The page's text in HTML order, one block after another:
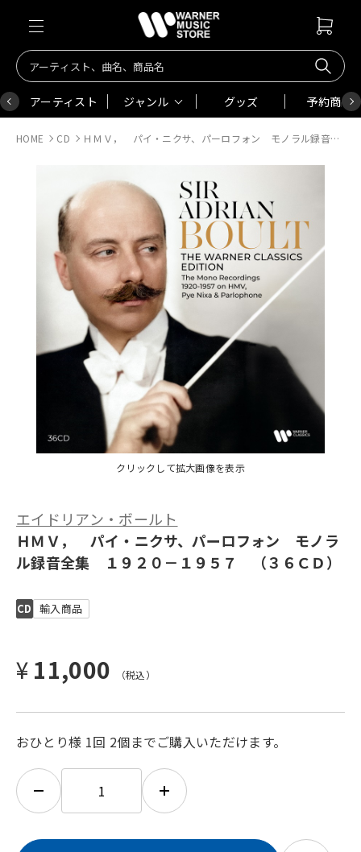
アーティスト ジャンル グッズ 予約商品
HOME CD ＨＭＶ， パイ・ニクサ、パーロフォン モノラル録音全集 １９２０－１９５７ （３６ＣＤ）
クリックして拡大画像を表示
エイドリアン・ボールト
ＨＭＶ， パイ・ニクサ、パーロフォン モノラ
ル録音全集 １９２０－１９５７ （３６ＣＤ）
CD 輸入商品
¥ 11,000
おひとり様 1回 2個までご購入いただけます。